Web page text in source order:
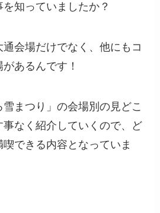
知っていましたか？
通会場だけでなく、他にもコ
あるんです！
まつり」の会場別の見どこ
事なく紹介していくので、ど
できる内容となっていま